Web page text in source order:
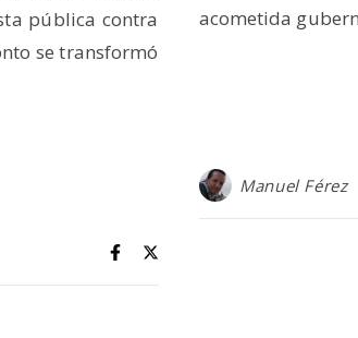
pública contra
se transformó
acometida
Manuel Férez